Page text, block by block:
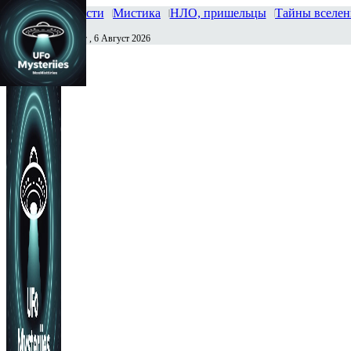
Главная Новости Мистика НЛО, пришельцы Тайны
Сегодня Четверг , 6 Август 2026